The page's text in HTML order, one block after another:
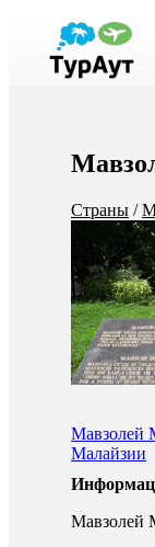
Страны /
Мавзолей
Малайзии
Мавзолей